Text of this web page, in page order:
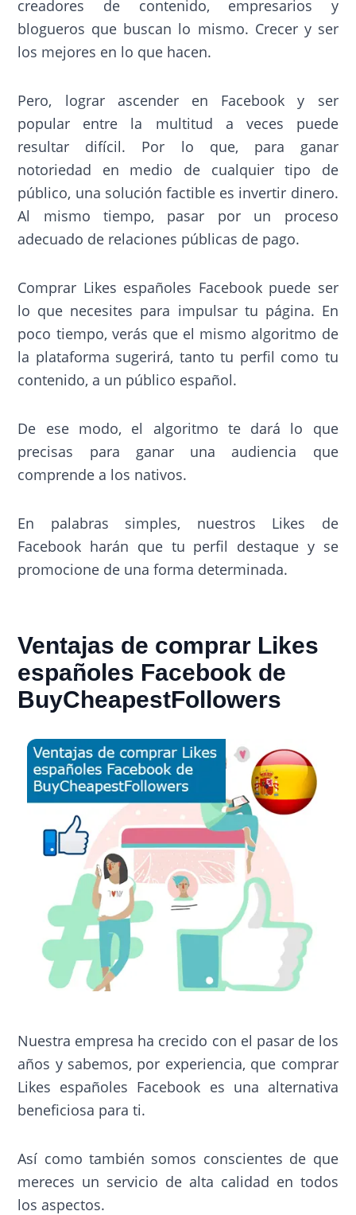
creadores de contenido, empresarios y
blogueros que buscan lo mismo. Crecer y ser
los mejores en lo que hacen.
Pero, lograr ascender en Facebook y ser
popular entre la multitud a veces puede
resultar difícil. Por lo que, para ganar
notoriedad en medio de cualquier tipo de
público, una solución factible es invertir dinero.
Al mismo tiempo, pasar por un proceso
adecuado de relaciones públicas de pago.
Comprar Likes españoles Facebook puede ser
lo que necesites para impulsar tu página. En
poco tiempo, verás que el mismo algoritmo de
la plataforma sugerirá, tanto tu perfil como tu
contenido, a un público español.
De ese modo, el algoritmo te dará lo que
precisas para ganar una audiencia que
comprende a los nativos.
En palabras simples, nuestros Likes de
Facebook harán que tu perfil destaque y se
promocione de una forma determinada.
Ventajas de comprar Likes
españoles Facebook de
BuyCheapestFollowers
Nuestra empresa ha crecido con el pasar de los
años y sabemos, por experiencia, que comprar
Likes españoles Facebook es una alternativa
beneficiosa para ti.
Así como también somos conscientes de que
mereces un servicio de alta calidad en todos
los aspectos.